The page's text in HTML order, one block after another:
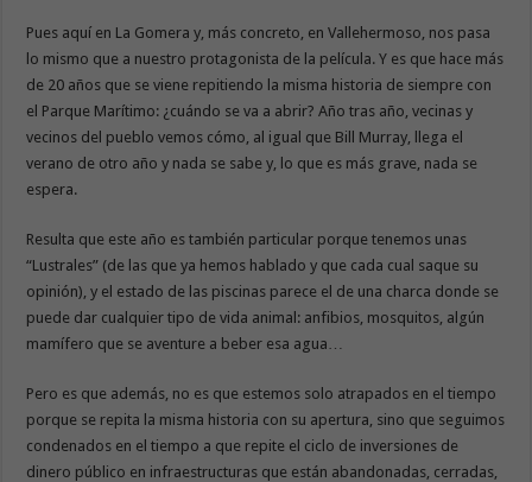
Pues aquí en La Gomera y, más concreto, en Vallehermoso, nos pasa
lo mismo que a nuestro protagonista de la película. Y es que hace más
de 20 años que se viene repitiendo la misma historia de siempre con
el Parque Marítimo: ¿cuándo se va a abrir? Año tras año, vecinas y
vecinos del pueblo vemos cómo, al igual que Bill Murray, llega el
verano de otro año y nada se sabe y, lo que es más grave, nada se
espera.
Resulta que este año es también particular porque tenemos unas
“Lustrales” (de las que ya hemos hablado y que cada cual saque su
opinión), y el estado de las piscinas parece el de una charca donde se
puede dar cualquier tipo de vida animal: anfibios, mosquitos, algún
mamífero que se aventure a beber esa agua…
Pero es que además, no es que estemos solo atrapados en el tiempo
porque se repita la misma historia con su apertura, sino que seguimos
condenados en el tiempo a que repite el ciclo de inversiones de
dinero público en infraestructuras que están abandonadas, cerradas,